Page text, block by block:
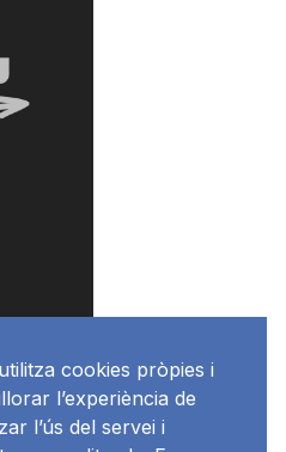
cookies pròpies i
l’experiència de
l’ús del servei i